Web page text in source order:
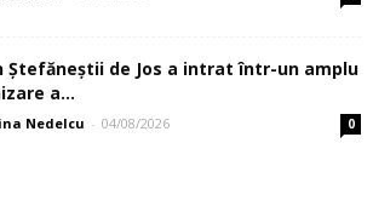
Ştefăneştii de Jos a intrat într-un amplu
a...
Nedelcu - 04/08/2026 0